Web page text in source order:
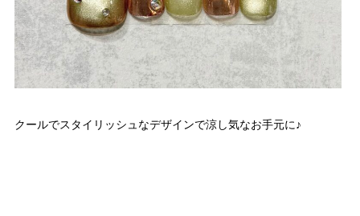
クールでスタイリッシュなデザインで涼し気なお手元に♪